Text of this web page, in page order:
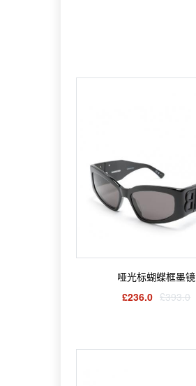
哑光标蝴蝶框墨镜
£236.0 £393.0